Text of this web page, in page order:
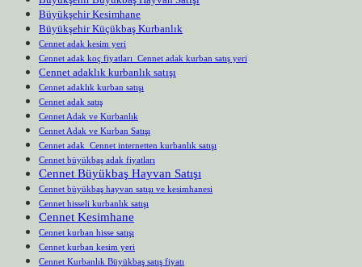
Büyükşehir Kesimhane
Büyükşehir Küçükbaş Kurbanlık
Cennet adak kesim yeri
Cennet adak koç fiyatları Cennet adak kurban satış yeri
Cennet adaklık kurbanlık satışı
Cennet adaklık kurban satışı
Cennet adak satış
Cennet Adak ve Kurbanlık
Cennet Adak ve Kurban Satışı
Cennet adak Cennet internetten kurbanlık satışı
Cennet büyükbaş adak fiyatları
Cennet Büyükbaş Hayvan Satışı
Cennet büyükbaş hayvan satışı ve kesimhanesi
Cennet hisseli kurbanlık satışı
Cennet Kesimhane
Cennet kurban hisse satışı
Cennet kurban kesim yeri
Cennet Kurbanlık Büyükbaş satış fiyatı